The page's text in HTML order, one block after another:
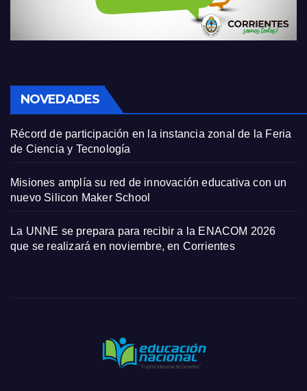
NOVEDADES
Récord de participación en la instancia zonal de la Feria
de Ciencia y Tecnología
Misiones amplía su red de innovación educativa con un
nuevo Silicon Maker School
La UNNE se prepara para recibir a la ENACOM 2026
que se realizará en noviembre, en Corrientes